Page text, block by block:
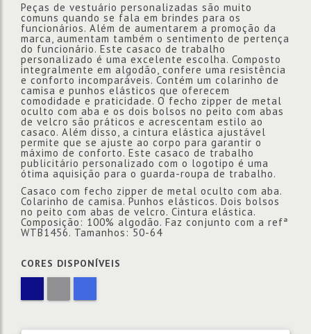
Peças de vestuário personalizadas são muito
comuns quando se fala em brindes para os
funcionários. Além de aumentarem a promoção da
marca, aumentam também o sentimento de pertença
do funcionário. Este casaco de trabalho
personalizado é uma excelente escolha. Composto
integralmente em algodão, confere uma resistência
e conforto incomparáveis. Contém um colarinho de
camisa e punhos elásticos que oferecem
comodidade e praticidade. O fecho zipper de metal
oculto com aba e os dois bolsos no peito com abas
de velcro são práticos e acrescentam estilo ao
casaco. Além disso, a cintura elástica ajustável
permite que se ajuste ao corpo para garantir o
máximo de conforto. Este casaco de trabalho
publicitário personalizado com o logotipo é uma
ótima aquisição para o guarda-roupa de trabalho.
Casaco com fecho zipper de metal oculto com aba.
Colarinho de camisa. Punhos elásticos. Dois bolsos
no peito com abas de velcro. Cintura elástica.
Composição: 100% algodão. Faz conjunto com a refª
WTB1456. Tamanhos: 50-64
CORES DISPONÍVEIS